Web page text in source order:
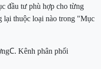
đầu tư phù hợp cho từng
lại thuộc loại nào trong "Mục
C. Kênh phân phối